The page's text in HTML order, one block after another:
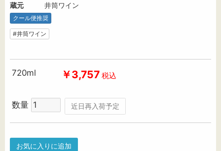
蔵元
井筒ワイン
クール便推奨
#井筒ワイン
720ml ￥3,757 税込
数量 近日再入荷予定
お気に入りに追加